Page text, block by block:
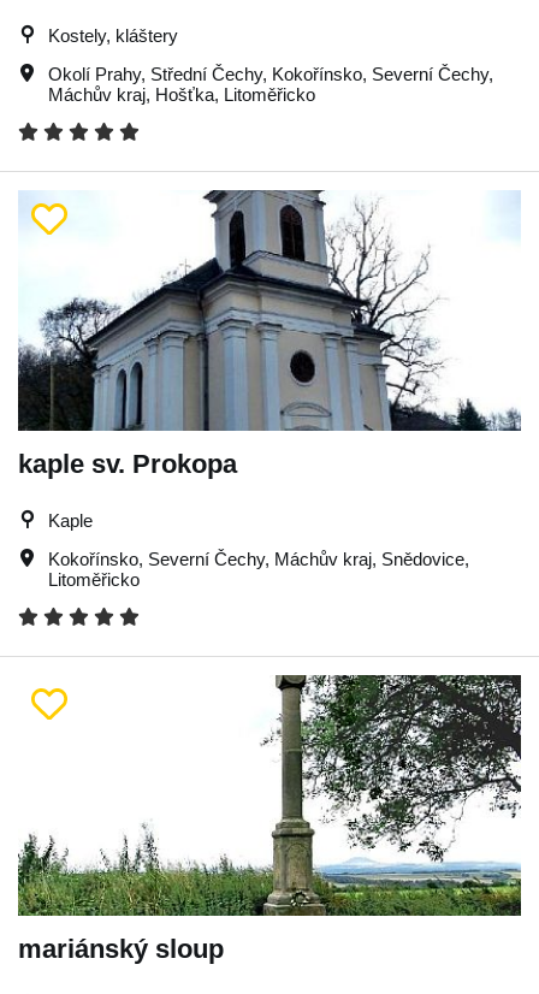
Kostely, kláštery
Okolí Prahy, Střední Čechy, Kokořínsko, Severní Čechy,
Máchův kraj, Hošťka, Litoměřicko
kaple sv. Prokopa
Kaple
Kokořínsko, Severní Čechy, Máchův kraj, Snědovice,
Litoměřicko
mariánský sloup